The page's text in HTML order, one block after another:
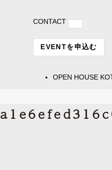
CONTACT
EVENTを申込む
OPEN HOUSE